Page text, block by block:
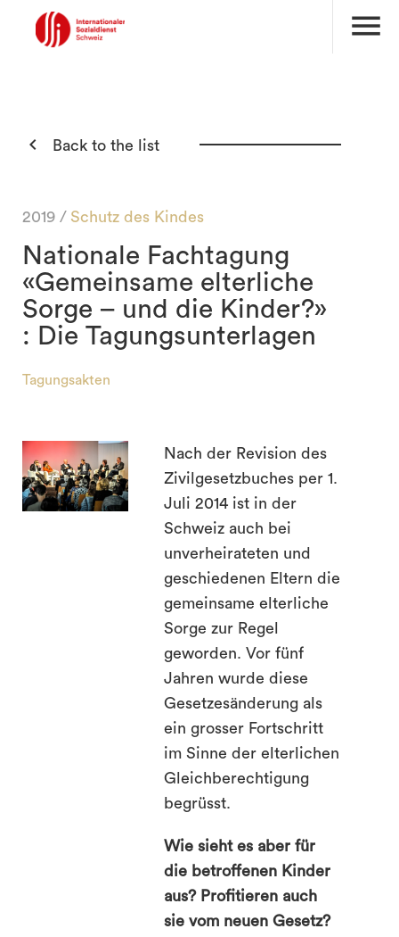
menu
 Back to the list
2019 / Schutz des Kindes
Nationale Fachtagung
«Gemeinsame elterliche
Sorge – und die Kinder?»
: Die Tagungsunterlagen
Tagungsakten
Nach der Revision des
Zivilgesetzbuches per 1.
Juli 2014 ist in der
Schweiz auch bei
unverheirateten und
geschiedenen Eltern die
gemeinsame elterliche
Sorge zur Regel
geworden. Vor fünf
Jahren wurde diese
Gesetzesänderung als
ein grosser Fortschritt
im Sinne der elterlichen
Gleichberechtigung
begrüsst.
Wie sieht es aber für
die betroffenen Kinder
aus? Profitieren auch
sie vom neuen Gesetz?